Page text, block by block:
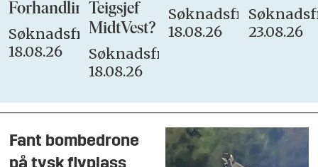
Forhandlingsutvalget
Søknadsfrist:
18.08.26
Teigsjef
MidtVest?
Søknadsfrist:
18.08.26
Søknadsfrist:
18.08.26
23.08.26
Fant bombedrone